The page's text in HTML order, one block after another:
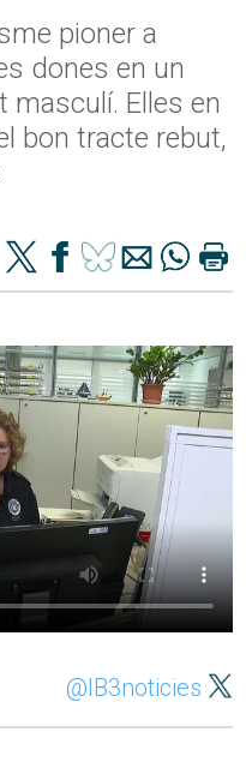
pioner a
dones en un
masculí. Elles en
bon tracte rebut,
@IB3noticies